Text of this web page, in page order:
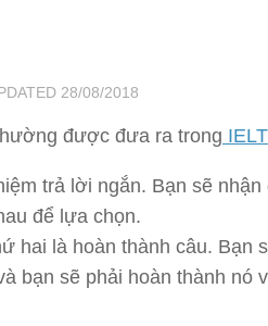
28/08/2018
được đưa ra trong
trả lời ngắn. Bạn sẽ
để lựa chọn.
hai là hoàn thành câu. Bạn
bạn sẽ phải hoàn thành nó